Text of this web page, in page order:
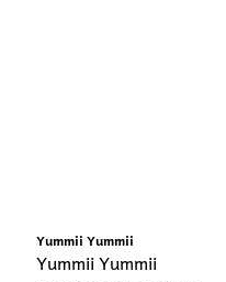
Yummii Yummii
Yummii Yummii